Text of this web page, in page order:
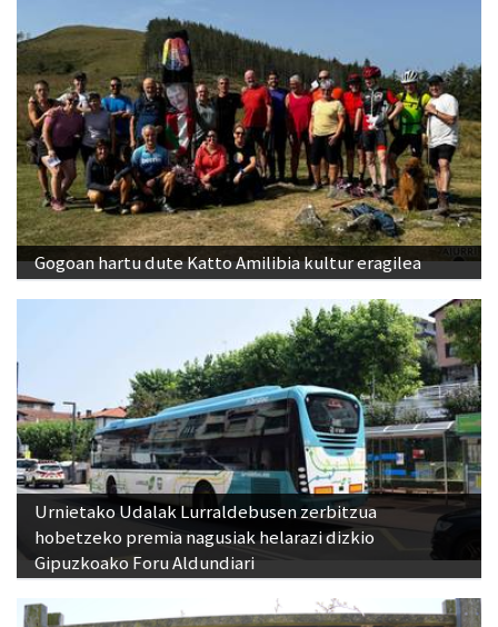
Gogoan hartu dute Katto Amilibia kultur eragilea
Urnietako Udalak Lurraldebusen zerbitzua
hobetzeko premia nagusiak helarazi dizkio
Gipuzkoako Foru Aldundiari